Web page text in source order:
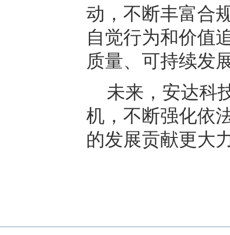
动，不断丰富合
自觉行为和价值
质量、可持续发
未来，安达科
机，不断强化依
的发展贡献更大